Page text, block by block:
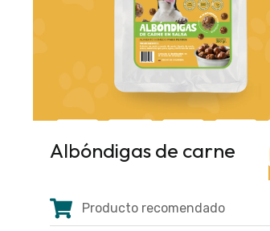
Albóndigas de carne
Producto recomendado